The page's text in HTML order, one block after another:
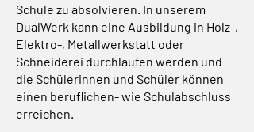
Schule zu absolvieren. In unserem
DualWerk kann eine Ausbildung in Holz-,
Elektro-, Metallwerkstatt oder
Schneiderei durchlaufen werden und
die Schülerinnen und Schüler können
einen beruflichen- wie Schulabschluss
erreichen.